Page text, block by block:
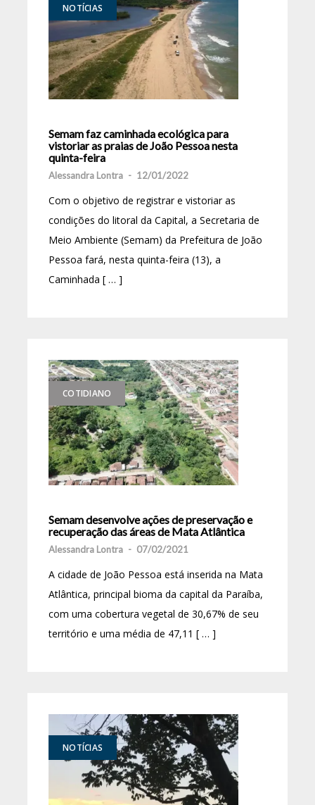
NOTÍCIAS
Semam faz caminhada ecológica para
vistoriar as praias de João Pessoa nesta
quinta-feira
Alessandra Lontra - 12/01/2022
Com o objetivo de registrar e vistoriar as
condições do litoral da Capital, a Secretaria de
Meio Ambiente (Semam) da Prefeitura de João
Pessoa fará, nesta quinta-feira (13), a
Caminhada [ … ]
COTIDIANO
Semam desenvolve ações de preservação e
recuperação das áreas de Mata Atlântica
Alessandra Lontra - 07/02/2021
A cidade de João Pessoa está inserida na Mata
Atlântica, principal bioma da capital da Paraíba,
com uma cobertura vegetal de 30,67% de seu
território e uma média de 47,11 [ … ]
NOTÍCIAS